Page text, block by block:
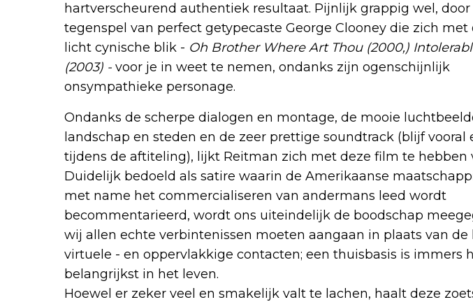
hartverscheurend authentiek resultaat. Pijnlijk grappig wel,
tegenspel van perfect getypecaste George Clooney die zich met
licht cynische blik - Oh Brother Where Art Thou (2000,)
(2003) - voor je in weet te nemen, ondanks zijn ogenschijnlijk
onsympathieke personage.
Ondanks de scherpe dialogen en montage, de mooie
landschap en steden en de zeer prettige soundtrack (blijf vooral
tijdens de aftiteling), lijkt Reitman zich met deze film te hebben
Duidelijk bedoeld als satire waarin de Amerikaanse
met name het commercialiseren van andermans leed wordt
becommentarieerd, wordt ons uiteindelijk de boodschap
wij allen echte verbintenissen moeten aangaan in plaats van de
virtuele - en oppervlakkige contacten; een thuisbasis is immers
belangrijkst in het leven.
Hoewel er zeker veel en smakelijk valt te lachen, haalt deze